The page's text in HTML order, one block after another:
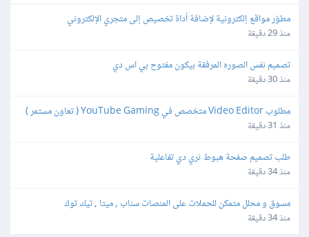
مطوّر مواقع إلكترونية لإضافة أداة تخصيص إلى متجري الإلكتروني
منذ 29 دقيقة
تصميم نفس الصوره المرفقة بيكون مفتوح بي اس دي
منذ 30 دقيقة
مطلوب Video Editor متخصص في YouTube Gaming ( تعاون مستمر )
منذ 31 دقيقة
طلب تصميم صفحة هبوط ثري دي تفاعلية
منذ 34 دقيقة
مسوق و محلل متمكن للحملات على المنصات سناب , ميتا , تيك توك
منذ 34 دقيقة